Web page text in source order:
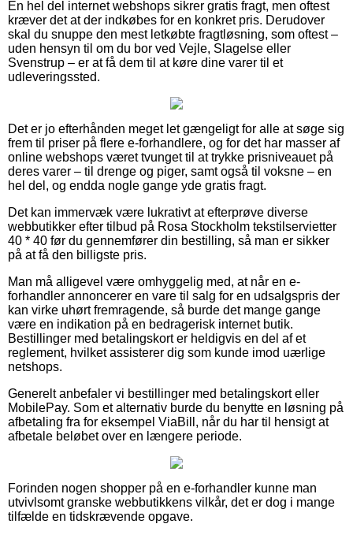
En hel del internet webshops sikrer gratis fragt, men oftest
kræver det at der indkøbes for en konkret pris. Derudover
skal du snuppe den mest letkøbte fragtløsning, som oftest –
uden hensyn til om du bor ved Vejle, Slagelse eller
Svenstrup – er at få dem til at køre dine varer til et
udleveringssted.
Det er jo efterhånden meget let gængeligt for alle at søge sig
frem til priser på flere e-forhandlere, og for det har masser af
online webshops været tvunget til at trykke prisniveauet på
deres varer – til drenge og piger, samt også til voksne – en
hel del, og endda nogle gange yde gratis fragt.
Det kan immervæk være lukrativt at efterprøve diverse
webbutikker efter tilbud på Rosa Stockholm tekstilservietter
40 * 40 før du gennemfører din bestilling, så man er sikker
på at få den billigste pris.
Man må alligevel være omhyggelig med, at når en e-
forhandler annoncerer en vare til salg for en udsalgspris der
kan virke uhørt fremragende, så burde det mange gange
være en indikation på en bedragerisk internet butik.
Bestillinger med betalingskort er heldigvis en del af et
reglement, hvilket assisterer dig som kunde imod uærlige
netshops.
Generelt anbefaler vi bestillinger med betalingskort eller
MobilePay. Som et alternativ burde du benytte en løsning på
afbetaling fra for eksempel ViaBill, når du har til hensigt at
afbetale beløbet over en længere periode.
Forinden nogen shopper på en e-forhandler kunne man
utvivlsomt granske webbutikkens vilkår, det er dog i mange
tilfælde en tidskrævende opgave.